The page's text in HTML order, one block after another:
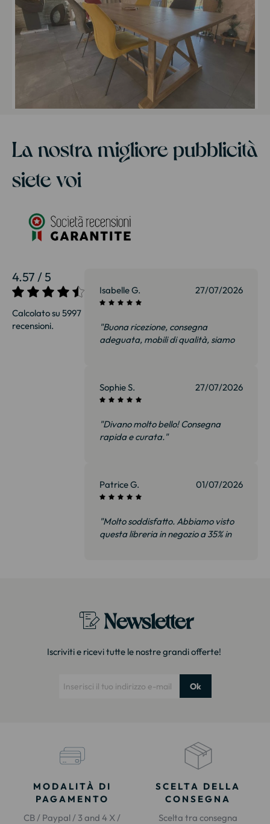
La nostra migliore pubblicità
siete voi
4.57 / 5
Calcolato su 5997
recensioni.
Isabelle G. 27/07/2026
"Buona ricezione, consegna
adeguata, mobili di qualità, siamo
Sophie S.
27/07/2026
"Divano molto bello! Consegna
rapida e curata."
Patrice G. 01/07/2026
"Molto soddisfatto. Abbiamo visto
questa libreria in negozio a 35% in
Newsletter
Iscriviti e ricevi tutte le nostre grandi offerte!
Ok
MODALITÀ DI
PAGAMENTO
CB / Paypal / 3 and 4 X /
SCELTA DELLA
CONSEGNA
Scelta tra consegna